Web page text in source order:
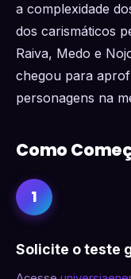
a complexidade
dos carismáticos
Raiva, Medo e
chegou para
personagens na
Como
1
Solicite o teste